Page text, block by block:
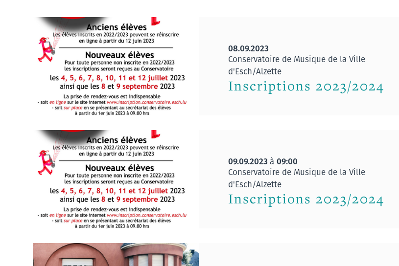
08.09.2023
Conservatoire de Musique de la Ville
d'Esch/Alzette
Inscriptions 2023/2024
09.09.2023 à 09:00
Conservatoire de Musique de la Ville
d'Esch/Alzette
Inscriptions 2023/2024